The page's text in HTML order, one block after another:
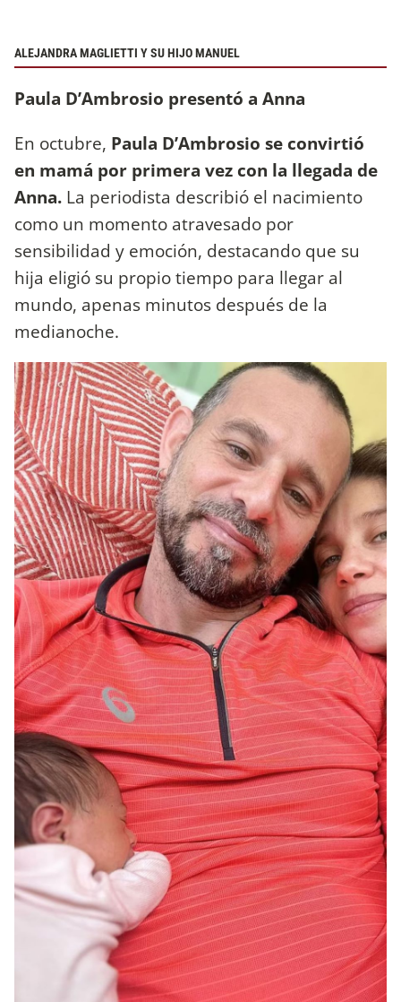
ALEJANDRA MAGLIETTI Y SU HIJO MANUEL
Paula D’Ambrosio presentó a Anna
En octubre, Paula D’Ambrosio se convirtió
en mamá por primera vez con la llegada de
Anna. La periodista describió el nacimiento
como un momento atravesado por
sensibilidad y emoción, destacando que su
hija eligió su propio tiempo para llegar al
mundo, apenas minutos después de la
medianoche.